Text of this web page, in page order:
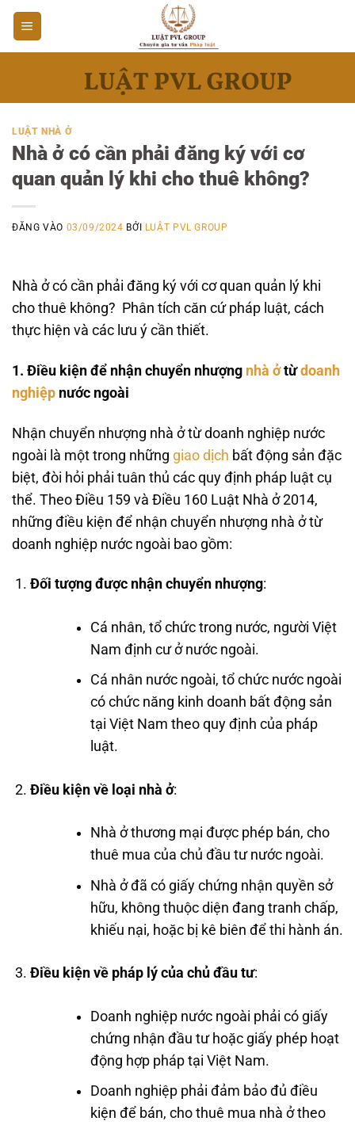
Bỏ
qua
nội
LUẬT NHÀ Ở
Nhà ở có cần phải đăng ký với cơ
quan quản lý khi cho thuê không?
ĐĂNG VÀO 03/09/2024 BỞI LUẬT PVL GROUP
Nhà ở có cần phải đăng ký với cơ quan quản lý khi
cho thuê không? Phân tích căn cứ pháp luật, cách
thực hiện và các lưu ý cần thiết.
1. Điều kiện để nhận chuyển nhượng nhà ởtừdoanh
nghiệp nước ngoài
Nhận chuyển nhượng nhà ở từ doanh nghiệp nước
ngoài là một trong những giao dịch bất động sản đặc
biệt, đòi hỏi phải tuân thủ các quy định pháp luật cụ
thể. Theo Điều 159 và Điều 160 Luật Nhà ở 2014,
những điều kiện để nhận chuyển nhượng nhà ở từ
doanh nghiệp nước ngoài bao gồm:
Đối tượng được nhận chuyển nhượng:
Cá nhân, tổ chức trong nước, người Việt
Nam định cư ở nước ngoài.
Cá nhân nước ngoài, tổ chức nước ngoài
có chức năng kinh doanh bất động sản
tại Việt Nam theo quy định của pháp
luật.
Điều kiện về loại nhà ở:
Nhà ở thương mại được phép bán, cho
thuê mua của chủ đầu tư nước ngoài.
Nhà ở đã có giấy chứng nhận quyền sở
hữu, không thuộc diện đang tranh chấp,
khiếu nại, hoặc bị kê biên để thi hành án.
Điều kiện về pháp lý của chủ đầu tư:
Doanh nghiệp nước ngoài phải có giấy
chứng nhận đầu tư hoặc giấy phép hoạt
động hợp pháp tại Việt Nam.
Doanh nghiệp phải đảm bảo đủ điều
kiện để bán, cho thuê mua nhà ở theo